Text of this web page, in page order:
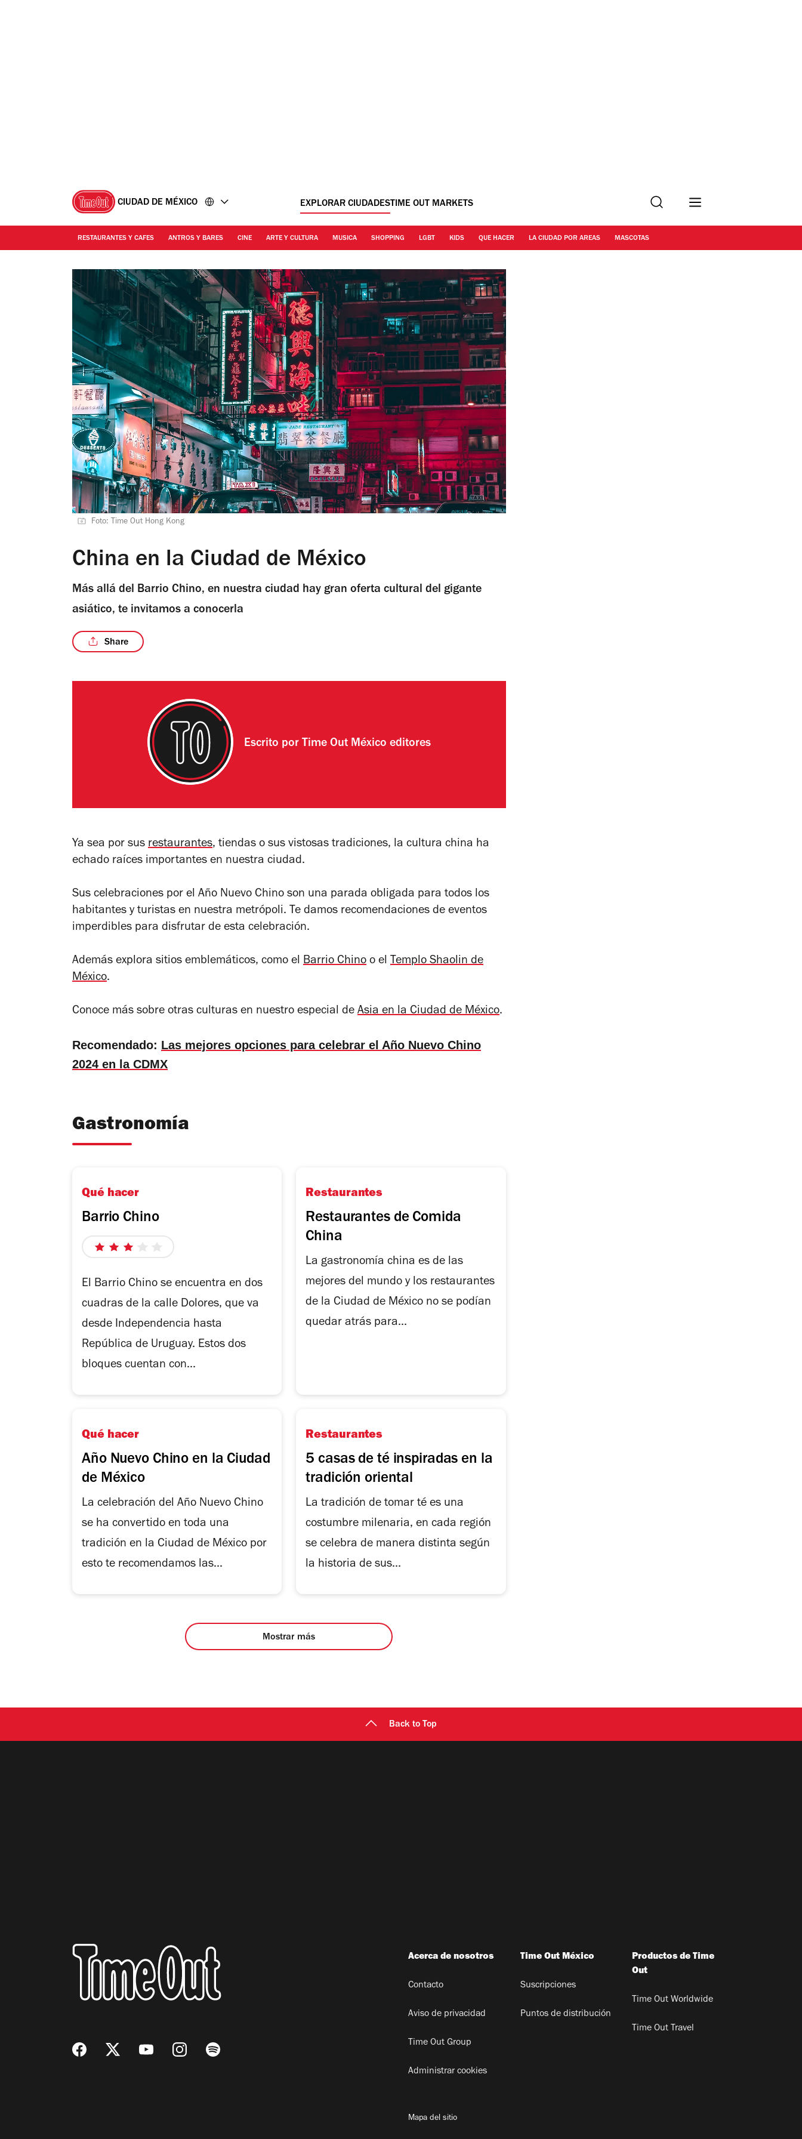
CIUDAD DE MÉXICO EXPLORAR CIUDADESTIME OUT MARKETS Buscar
RESTAURANTES Y CAFES ANTROS Y BARES CINE ARTE Y CULTURA MUSICA SHOPPING LGBT KIDS QUE HACER LA CIUDAD POR AREAS MASCOTAS
Foto: Time Out Hong Kong
China en la Ciudad de México
Más allá del Barrio Chino, en nuestra ciudad hay gran oferta cultural del gigante
asiático, te invitamos a conocerla
Share
Escrito por Time Out México editores
Ya sea por sus restaurantes, tiendas o sus vistosas tradiciones, la cultura china ha
echado raíces importantes en nuestra ciudad.
Sus celebraciones por el Año Nuevo Chino son una parada obligada para todos los
habitantes y turistas en nuestra metrópoli. Te damos recomendaciones de eventos
imperdibles para disfrutar de esta celebración.
Además explora sitios emblemáticos, como el Barrio Chino o el Templo Shaolin de
México.
Conoce más sobre otras culturas en nuestro especial de Asia en la Ciudad de México.
Recomendado: Las mejores opciones para celebrar el Año Nuevo Chino
2024 en la CDMX
Gastronomía
Qué hacer
Barrio Chino
3
5
estrellas
El Barrio Chino se encuentra en dos
cuadras de la calle Dolores, que va
desde Independencia hasta
República de Uruguay. Estos dos
bloques cuentan con...
Restaurantes
Restaurantes de Comida
China
La gastronomía china es de las
mejores del mundo y los restaurantes
de la Ciudad de México no se podían
quedar atrás para...
Qué hacer
Año Nuevo Chino en la Ciudad
de México
La celebración del Año Nuevo Chino
se ha convertido en toda una
tradición en la Ciudad de México por
esto te recomendamos las...
Restaurantes
5 casas de té inspiradas en la
tradición oriental
La tradición de tomar té es una
costumbre milenaria, en cada región
se celebra de manera distinta según
la historia de sus...
Mostrar más
Back to Top
Acerca de nosotros
Contacto
Aviso de privacidad
Time Out Group
Administrar cookies
Time Out México
Suscripciones
Puntos de distribución
Productos de Time
Out
Time Out Worldwide
Time Out Travel
Mapa del sitio